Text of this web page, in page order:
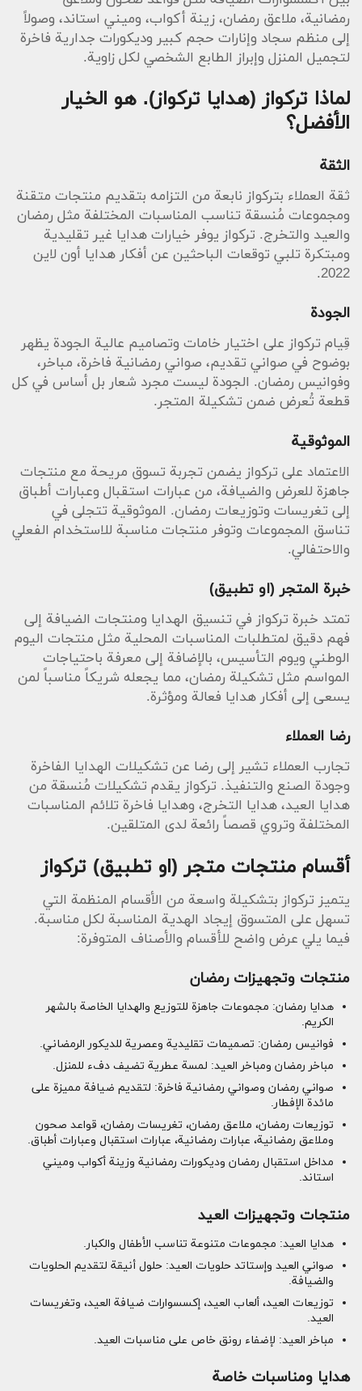
رمضانية، ملاعق رمضان، زينة أكواب، وميني استاند، وصولاً
إلى منظم سجاد وإنارات حجم كبير وديكورات جدارية فاخرة
لتجميل المنزل وإبراز الطابع الشخصي لكل زاوية.
لماذا تركواز (هدايا تركواز). هو الخيار
الأفضل؟
الثقة
ثقة العملاء بتركواز نابعة من التزامه بتقديم منتجات متقنة
ومجموعات مُنسقة تناسب المناسبات المختلفة مثل رمضان
والعيد والتخرج. تركواز يوفر خيارات هدايا غير تقليدية
ومبتكرة تلبي توقعات الباحثين عن أفكار هدايا أون لاين
2022.
الجودة
قِيام تركواز على اختيار خامات وتصاميم عالية الجودة يظهر
بوضوح في صواني تقديم، صواني رمضانية فاخرة، مباخر،
وفوانيس رمضان. الجودة ليست مجرد شعار بل أساس في كل
قطعة تُعرض ضمن تشكيلة المتجر.
الموثوقية
الاعتماد على تركواز يضمن تجربة تسوق مريحة مع منتجات
جاهزة للعرض والضيافة، من عبارات استقبال وعبارات أطباق
إلى تغريسات وتوزيعات رمضان. الموثوقية تتجلى في
تناسق المجموعات وتوفر منتجات مناسبة للاستخدام الفعلي
والاحتفالي.
خبرة المتجر (او تطبيق)
تمتد خبرة تركواز في تنسيق الهدايا ومنتجات الضيافة إلى
فهم دقيق لمتطلبات المناسبات المحلية مثل منتجات اليوم
الوطني ويوم التأسيس، بالإضافة إلى معرفة باحتياجات
المواسم مثل تشكيلة رمضان، مما يجعله شريكاً مناسباً لمن
يسعى إلى أفكار هدايا فعالة ومؤثرة.
رضا العملاء
تجارب العملاء تشير إلى رضا عن تشكيلات الهدايا الفاخرة
وجودة الصنع والتنفيذ. تركواز يقدم تشكيلات مُنسقة من
هدايا العيد، هدايا التخرج، وهدايا فاخرة تلائم المناسبات
المختلفة وتروي قصصاً رائعة لدى المتلقين.
أقسام منتجات متجر (او تطبيق) تركواز
يتميز تركواز بتشكيلة واسعة من الأقسام المنظمة التي
تسهل على المتسوق إيجاد الهدية المناسبة لكل مناسبة.
فيما يلي عرض واضح للأقسام والأصناف المتوفرة:
منتجات وتجهيزات رمضان
هدايا رمضان: مجموعات جاهزة للتوزيع والهدايا الخاصة بالشهر
الكريم.
فوانيس رمضان: تصميمات تقليدية وعصرية للديكور الرمضاني.
مباخر رمضان ومباخر العيد: لمسة عطرية تضيف دفء للمنزل.
صواني رمضان وصواني رمضانية فاخرة: لتقديم ضيافة مميزة على
مائدة الإفطار.
توزيعات رمضان، ملاعق رمضان، تغريسات رمضان، قواعد صحون
وملاعق رمضانية، عبارات رمضانية، عبارات استقبال وعبارات أطباق.
مداخل استقبال رمضان وديكورات رمضانية وزينة أكواب وميني
استاند.
منتجات وتجهيزات العيد
هدايا العيد: مجموعات متنوعة تناسب الأطفال والكبار.
صواني العيد وإستاتد حلويات العيد: حلول أنيقة لتقديم الحلويات
والضيافة.
توزيعات العيد، ألعاب العيد، إكسسوارات ضيافة العيد، وتغريسات
العيد.
مباخر العيد: لإضفاء رونق خاص على مناسبات العيد.
هدايا ومناسبات خاصة